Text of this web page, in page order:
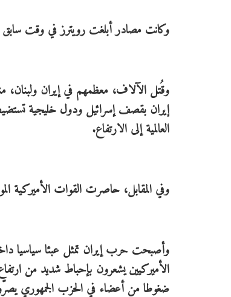
وكانت مصادر أبلغت رويترز في وقت سابق
إيران بقصف إسرائيل ودول خليجية
العالمية إلى الارتفاع.
وفي المقابل، حاصرت القوات الأميركية
وأصبحت حرب إيران تمثل عبئا سياسيا
الأميركيين يشعرون بإحباط شديد من
ضغوطا من أعضاء في الحزب الجمهوري يصرّون